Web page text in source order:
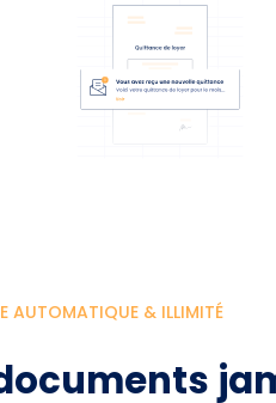
AUTOMATIQUE & ILLIMITÉ